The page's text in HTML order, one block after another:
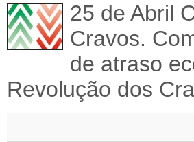
25 de Abril
Cravos.
de atraso
Revolução dos